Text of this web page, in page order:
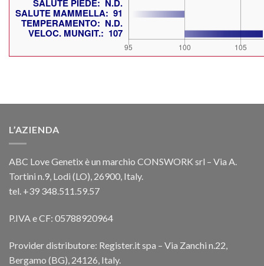
L’AZIENDA
ABC Love Genetix è un marchio CONSWORK srl – Via A.
Tortini n.9, Lodi (LO), 26900, Italy.
tel. +39 348.511.59.57
P.IVA e CF: 05788920964
Provider distributore: Register.it spa – Via Zanchi n.22,
Bergamo (BG), 24126, Italy.